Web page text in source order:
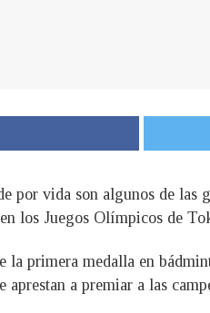
por vida son algunos de
los Juegos Olímpicos de
la primera medalla en
aprestan a premiar a las